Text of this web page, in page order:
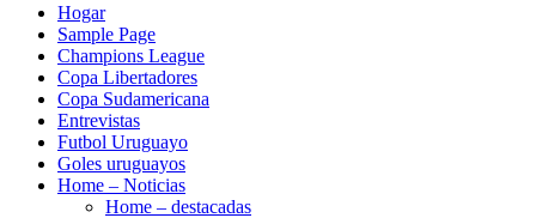
Hogar
Sample Page
Champions League
Copa Libertadores
Copa Sudamericana
Entrevistas
Futbol Uruguayo
Goles uruguayos
Home – Noticias
Home – destacadas